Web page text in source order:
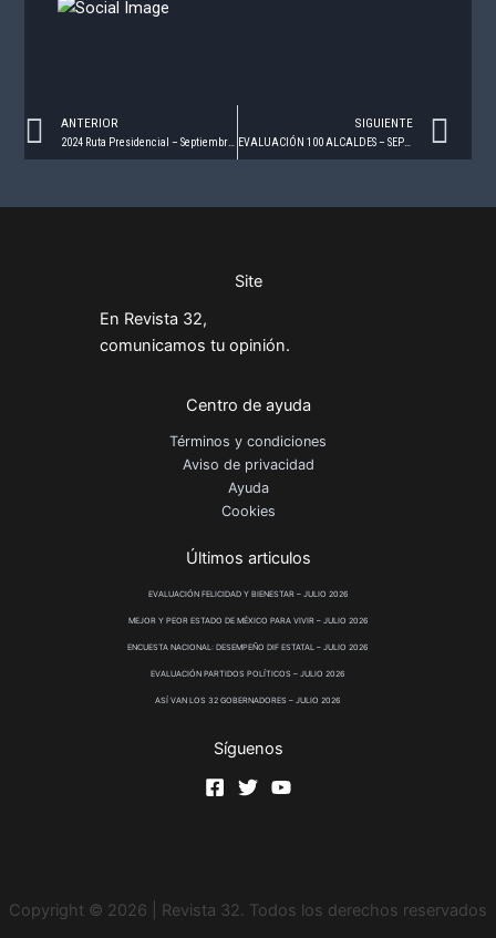
Prev
ANTERIOR SIGUIENTE
EVALUACIÓN 100 ALCALDES – SEPTIEMBRE 2021
Site
En Revista 32,
comunicamos tu opinión.
Centro de ayuda
Términos y condiciones
Aviso de privacidad
Ayuda
Cookies
Últimos articulos
EVALUACIÓN FELICIDAD Y BIENESTAR – JULIO 2026
MEJOR Y PEOR ESTADO DE MÉXICO PARA VIVIR – JULIO 2026
ENCUESTA NACIONAL: DESEMPEÑO DIF ESTATAL – JULIO 2026
EVALUACIÓN PARTIDOS POLÍTICOS – JULIO 2026
ASÍ VAN LOS 32 GOBERNADORES – JULIO 2026
Síguenos
Copyright © 2026 | Revista 32. Todos los derechos reservados